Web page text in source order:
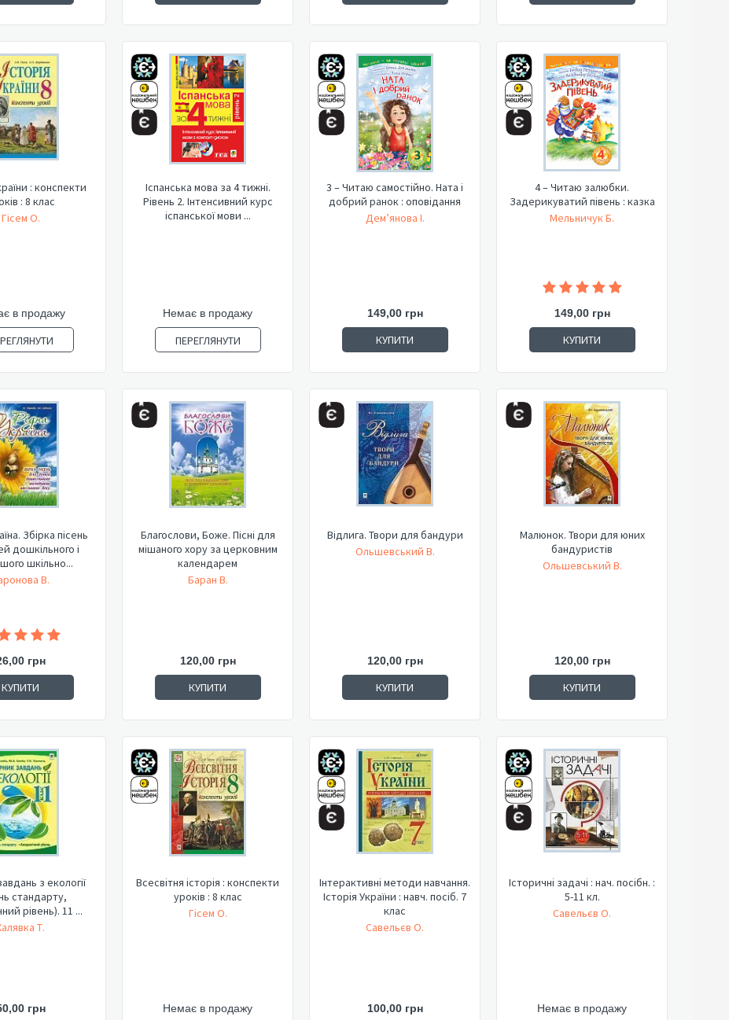
: конспекти
: 8 клас
Гісем О.
в продажу
Іспанська мова за 4 тижні.
Рівень 2. Інтенсивний курс
іспанської мови ...
Немає в продажу
ПЕРЕГЛЯНУТИ
3 – Читаю самостійно. Ната і
добрий ранок : оповідання
Дем’янова І.
149,00 грн
КУПИТИ
4 – Читаю залюбки.
Задерикуватий півень : казка
Мельничук Б.
149,00 грн
КУПИТИ
Збірка пісень
дошкільного і
шкільно...
В.
грн
КУПИТИ
Благослови, Боже. Пісні для
мішаного хору за церковним
календарем
Баран В.
120,00 грн
КУПИТИ
Відлига. Твори для бандури
Ольшевський В.
120,00 грн
КУПИТИ
Малюнок. Твори для юних
бандуристів
Ольшевський В.
120,00 грн
КУПИТИ
з екології
стандарту,
рівень). 11 ...
Т.
грн
Всесвітня історія : конспекти
уроків : 8 клас
Гісем О.
Немає в продажу
Інтерактивні методи навчання.
Історія України : навч. посіб. 7
клас
Савельєв О.
100,00 грн
Історичні задачі : нач. посібн. :
5-11 кл.
Савельєв О.
Немає в продажу